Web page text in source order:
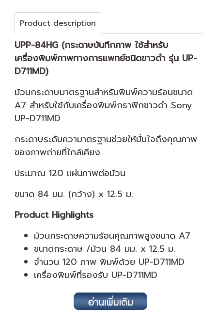
Product description
UPP-84HG (กระดาษบันทึกภาพ ใช้สําหรับ
เครื่องพิมพ์ภาพทางการแพทย์ชนิดขาวดำ รุ่น UP-
D711MD)
ม้วนกระดาษมาตรฐานสำหรับพิมพ์ความร้อนขนาด
A7 สำหรับใช้กับเครื่องพิมพ์กราฟิกขาวดำ Sony
UP-D711MD
กระดาษระดับความาตรฐานช่วยให้มั่นใจถึงคุณภาพ
ของภาพถ่ายที่ใกล้เคียง
ประมาณ 120 แผ่นภาพต่อม้วน
ขนาด 84 มม. (กว้าง) x 12.5 ม.
Product Highlights
ม้วนกระดาษความร้อนคุณภาพสูงขนาด A7
ขนาดกระดาษ /ม้วน 84 มม. x 12.5 ม.
จำนวน 120 ภาพ พิมพ์ด้วย UP-D711MD
เครื่องพิมพ์ที่รองรับ UP-D711MD